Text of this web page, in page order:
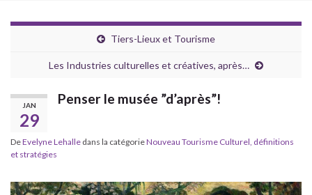
Tiers-Lieux et Tourisme
Les Industries culturelles et créatives, après…
JAN
29
Penser le musée ”d’après”!
DeEvelyne Lehalle dans la catégorieNouveau Tourisme Culturel, définitions
et stratégies